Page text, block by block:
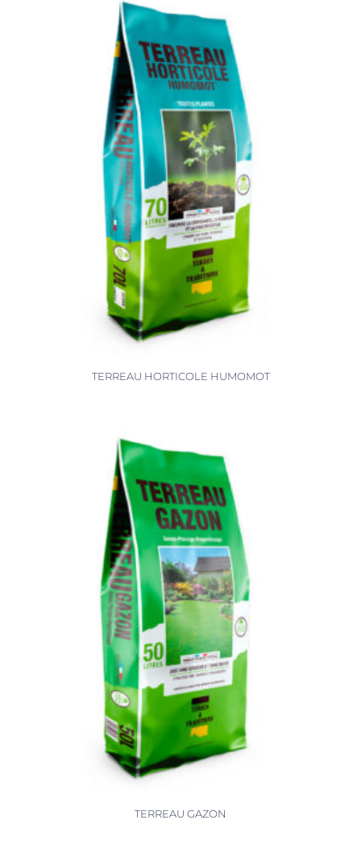
TERREAU HORTICOLE HUMOMOT
TERREAU GAZON